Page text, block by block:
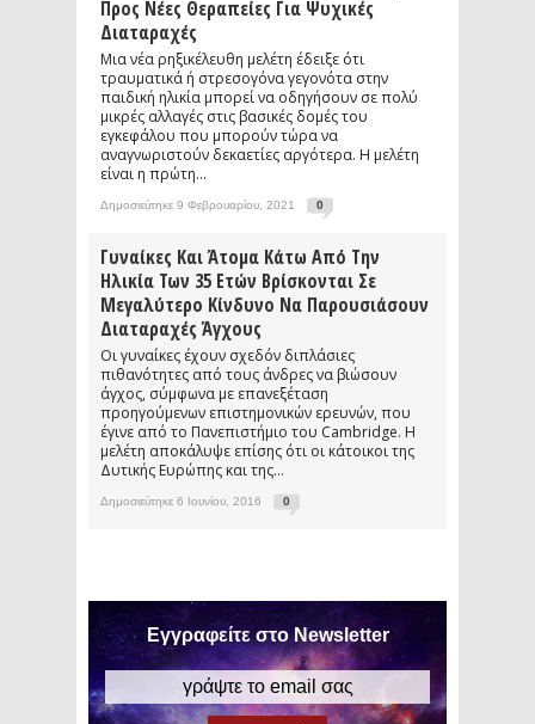
Προς Νέες Θεραπείες Για Ψυχικές
Διαταραχές
Μια νέα ρηξικέλευθη μελέτη έδειξε ότι
τραυματικά ή στρεσογόνα γεγονότα στην
παιδική ηλικία μπορεί να οδηγήσουν σε πολύ
μικρές αλλαγές στις βασικές δομές του
εγκεφάλου που μπορούν τώρα να
αναγνωριστούν δεκαετίες αργότερα. Η μελέτη
είναι η πρώτη...
Δημοσιεύτηκε 9 Φεβρουαρίου, 2021 0
Γυναίκες Και Άτομα Κάτω Από Την
Ηλικία Των 35 Ετών Βρίσκονται Σε
Μεγαλύτερο Κίνδυνο Να Παρουσιάσουν
Διαταραχές Άγχους
Οι γυναίκες έχουν σχεδόν διπλάσιες
πιθανότητες από τους άνδρες να βιώσουν
άγχος, σύμφωνα με επανεξέταση
προηγούμενων επιστημονικών ερευνών, που
έγινε από το Πανεπιστήμιο του Cambridge. Η
μελέτη αποκάλυψε επίσης ότι οι κάτοικοι της
Δυτικής Ευρώπης και της...
Δημοσιεύτηκε 6 Ιουνίου, 2016 0
Εγγραφείτε στο Newsletter